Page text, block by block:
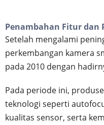
Penambahan Fitur dan
Setelah mengalami
perkembangan kamera
pada 2010 dengan
Pada periode ini,
teknologi seperti
kualitas sensor, serta